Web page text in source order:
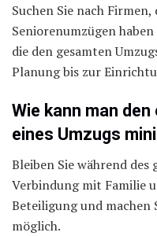
Suchen Sie nach
Seniorenumzügen
die den gesamten
Planung bis zur
Wie kann man
eines Umzugs
Bleiben Sie während des
Verbindung mit Familie
Beteiligung und machen
möglich.